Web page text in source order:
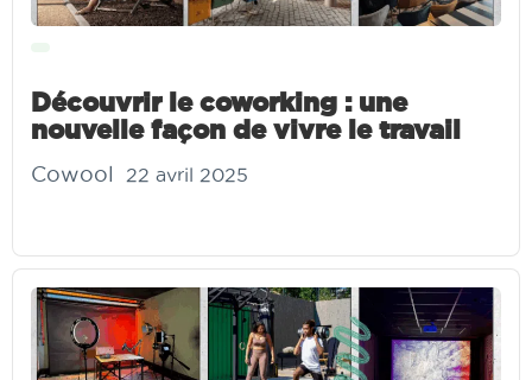
Découvrir le coworking : une
nouvelle façon de vivre le travail
Cowool 22 avril 2025